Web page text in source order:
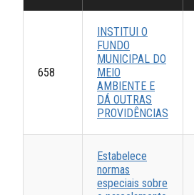
658
INSTITUI O
FUNDO
MUNICIPAL DO
MEIO
AMBIENTE E
DÁ OUTRAS
PROVIDÊNCIAS
Estabelece
normas
especiais sobre